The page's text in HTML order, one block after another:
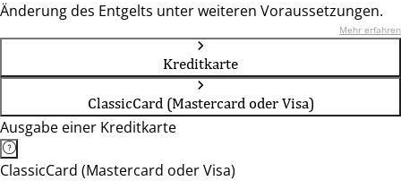
Änderung des Entgelts unter weiteren Voraussetzungen.
Mehr erfahren
Kreditkarte
ClassicCard (Mastercard oder Visa)
Ausgabe einer Kreditkarte
ClassicCard (Mastercard oder Visa)